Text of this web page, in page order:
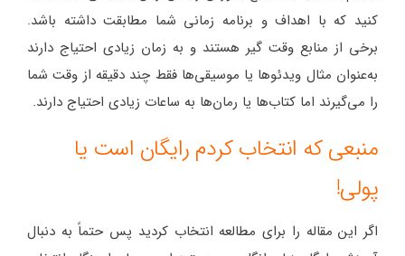
کنید که با اهداف و برنامه زمانی شما مطابقت داشته باشد.
برخی از منابع وقت گیر هستند و به زمان زیادی احتیاج دارند
به‌عنوان مثال ویدئوها یا موسیقی‌ها فقط چند دقیقه از وقت شما
را می‌گیرند اما کتاب‌ها یا رمان‌ها به ساعات زیادی احتیاج دارند.
منبعی که انتخاب کردم رایگان است یا
پولی!
اگر این مقاله را برای مطالعه انتخاب کردید پس حتماً به دنبال